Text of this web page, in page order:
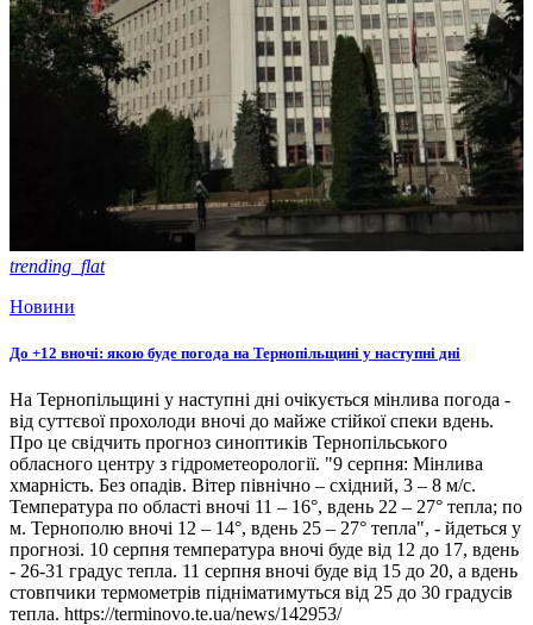
trending_flat
Новини
До +12 вночі: якою буде погода на Тернопільщині у наступні дні
На Тернопільщині у наступні дні очікується мінлива погода -
від суттєвої прохолоди вночі до майже стійкої спеки вдень.
Про це свідчить прогноз синоптиків Тернопільського
обласного центру з гідрометеорології. "9 серпня: Мінлива
хмарність. Без опадів. Вітер північно – східний, 3 – 8 м/с.
Температура по області вночі 11 – 16°, вдень 22 – 27° тепла; по
м. Тернополю вночі 12 – 14°, вдень 25 – 27° тепла", - йдеться у
прогнозі. 10 серпня температура вночі буде від 12 до 17, вдень
- 26-31 градус тепла. 11 серпня вночі буде від 15 до 20, а вдень
стовпчики термометрів підніматимуться від 25 до 30 градусів
тепла. https://terminovo.te.ua/news/142953/